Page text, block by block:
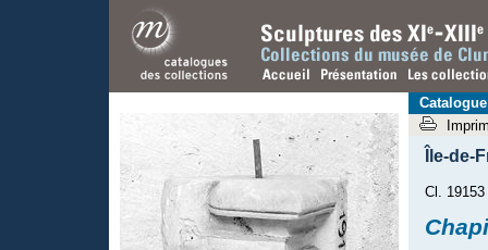
Île-de-
Cl. 19153
Catalogue